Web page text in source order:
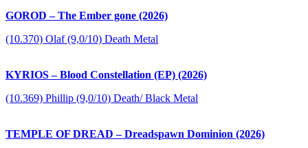
GOROD – The Ember gone (2026)
(10.370) Olaf (9,0/10) Death Metal
KYRIOS – Blood Constellation (EP) (2026)
(10.369) Phillip (9,0/10) Death/ Black Metal
TEMPLE OF DREAD – Dreadspawn Dominion (2026)